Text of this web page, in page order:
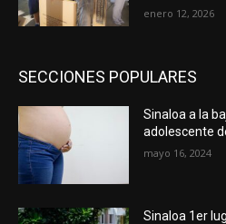
enero 12, 2026
SECCIONES POPULARES
Sinaloa a la
adolescente
mayo 16, 2024
Sinaloa 1er